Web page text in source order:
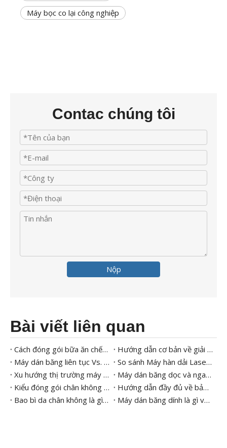
Máy bọc co lại công nghiệp
Contac chúng tôi
Nộp
Bài viết liên quan
Cách đóng gói bữa ăn chế biến sẵn
Hướng dẫn cơ bản về giải pháp đóng gói bữa ăn sẵn
Máy dán băng liên tục Vs. Máy hàn xung: Sự khác biệt chính và ứng dụng trong ngành
So sánh Máy hàn dải Laser CO2 và UV với Máy in cho Bao bì Hiện đại
Xu hướng thị trường máy niêm phong khay
Máy dán băng dọc và ngang – Bạn nên chọn loại nào?
Kiểu đóng gói chân không 101
Hướng dẫn đầy đủ về bảo trì và vệ sinh máy đóng gói chân không
Bao bì da chân không là gì? Lợi ích và thiết bị
Máy dán băng dính là gì và công dụng của nó trong đóng gói